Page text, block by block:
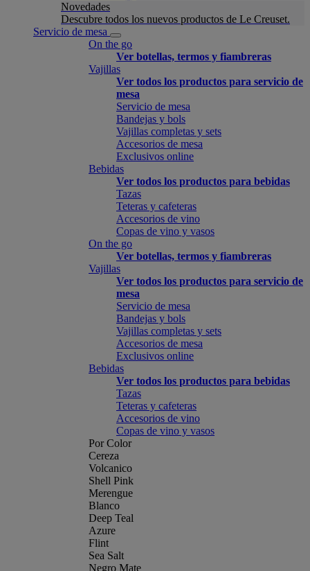
Novedades
Descubre todos los nuevos productos de Le Creuset.
Servicio de mesa
On the go
Ver botellas, termos y fiambreras
Vajillas
Ver todos los productos para servicio de
mesa
Servicio de mesa
Bandejas y bols
Vajillas completas y sets
Accesorios de mesa
Exclusivos online
Bebidas
Ver todos los productos para bebidas
Tazas
Teteras y cafeteras
Accesorios de vino
Copas de vino y vasos
On the go
Ver botellas, termos y fiambreras
Vajillas
Ver todos los productos para servicio de
mesa
Servicio de mesa
Bandejas y bols
Vajillas completas y sets
Accesorios de mesa
Exclusivos online
Bebidas
Ver todos los productos para bebidas
Tazas
Teteras y cafeteras
Accesorios de vino
Copas de vino y vasos
Por Color
Cereza
Volcanico
Shell Pink
Merengue
Blanco
Deep Teal
Azure
Flint
Sea Salt
Negro Mate